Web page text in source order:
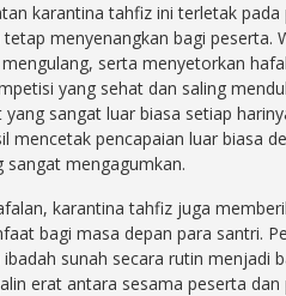
karantina tahfiz ini terletak
menyenangkan bagi peserta.
serta menyetorkan
yang sehat dan saling
sangat luar biasa setiap
mencetak pencapaian luar biasa
sangat mengagumkan.
karantina tahfiz juga
bagi masa depan para santri.
sunah secara rutin menjadi
erat antara sesama peserta